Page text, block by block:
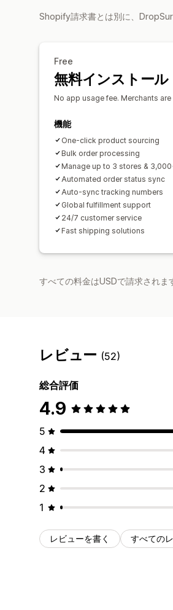
Shopify請求書とは別に、
Free
無料インストール
No app usage fee. Merchants
機能
One-click product sourcing
Bulk order processing
Manage up to 3 stores &
Automated order status sync
Auto-sync tracking numbers
Global fulfillment support
24/7 customer service
Fast shipping solutions
すべての料金はUSDで請求されま
レビュー (52)
総合評価
4.9
5
4
3
2
1
レビューを書く すべての